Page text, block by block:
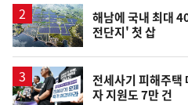
해남에 국내 최대
전단지' 첫 삽
전세사기 피해주
자 지원도 7만 건